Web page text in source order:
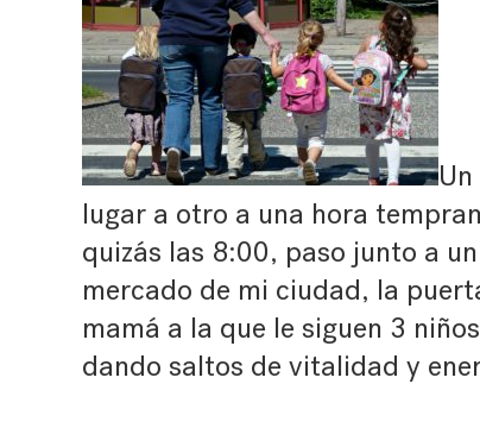
lugar a otro a una hora
quizás las 8:00, paso junto a
mercado de mi ciudad, la
mamá a la que le siguen 3
dando saltos de vitalidad y